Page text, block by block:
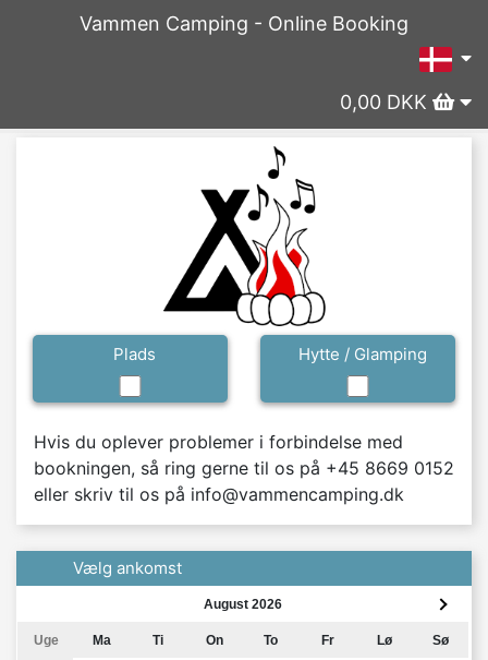
Vammen Camping - Online Booking
0,00 DKK
Plads Hytte / Glamping
Hvis du oplever problemer i forbindelse med
bookningen, så ring gerne til os på +45 8669 0152
eller skriv til os på info@vammencamping.dk
Vælg ankomst
August 2026
Uge Ma Ti On To Fr Lø Sø